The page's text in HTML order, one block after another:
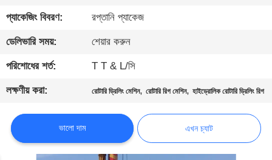
কারখানা
ভ্রমণ
মান
যোগাযোগ
প্যাকেজিং বিবরণ: রপ্তানি প্যাকেজ
ডেলিভারি সময়: শেয়ার করুন
পরিশোধের শর্ত: T T & L/সি
লক্ষণীয় করা: রোটারি ড্রিলিং মেশিন,রোটারি রিগ মেশিন,হাইড্রোলিক রোটারি ড্রিলিং রিগ
ভালো দাম এখন চ্যাট